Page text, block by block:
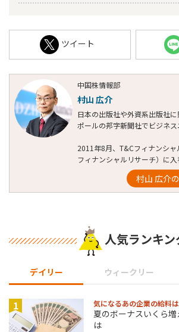
ツイート
中国株情報部
村山 広介
日本の出版社や外資系出版社
ポールの邦字新聞社でビジネス
2011年8月、T&Cフィナンシ
フィナンシャルリサーチ）に入
村山 広介
人気ランキン
デイリー ウィークリー
1 気になるあの企業の給料は
夏のボーナスいくら
は